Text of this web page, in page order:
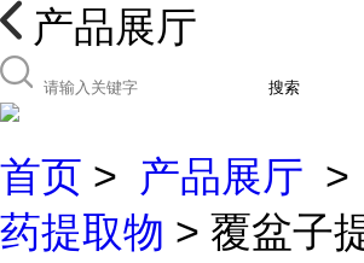
产品展厅
搜索
首页 > 产品展厅 >
药提取物 > 覆盆子